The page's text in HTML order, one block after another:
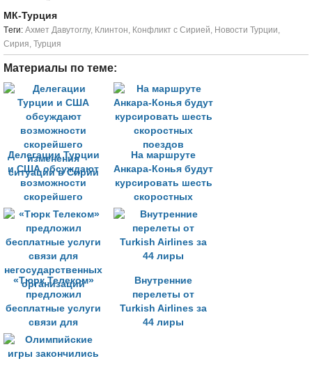
МК-Турция
Tеги: Ахмет Давутоглу, Клинтон, Конфликт с Сирией, Новости Турции,
Сирия, Турция
Материалы по теме:
Делегации Турции
и США обсуждают
возможности
скорейшего
изменения
ситуации в Сирии
На маршруте
Анкара-Конья будут
курсировать шесть
скоростных
поездов
«Тюрк Телеком»
предложил
бесплатные услуги
связи для
негосударственных
организаций
Внутренние
перелеты от
Turkish Airlines за
44 лиры